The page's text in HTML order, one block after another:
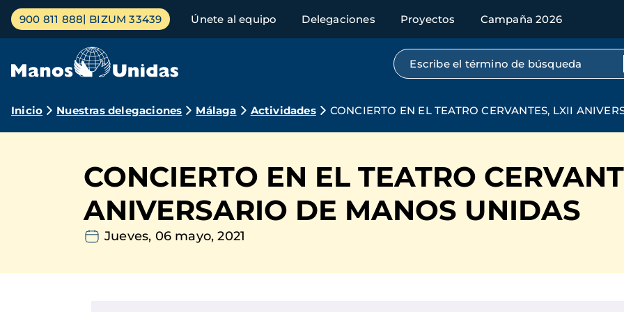
Pasar
contenido
Menú
principal
900 811 888 BIZUM 33439 Únete al equipo Delegaciones Proyectos Campaña 2026
Búsqueda por texto completo
Ruta
navegación
Inicio Nuestras delegaciones Málaga Actividades CONCIERTO EN EL TEATRO CERVANTES, LXII
CONCIERTO EN EL TEATRO
ANIVERSARIO DE MANOS UNIDAS
Jueves, 06 mayo, 2021